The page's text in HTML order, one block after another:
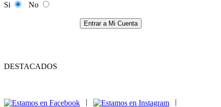
Si
No
Entrar a Mi Cuenta
DESTACADOS